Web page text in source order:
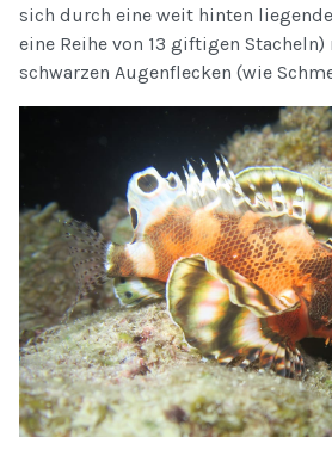
sich durch eine weit hinten
eine Reihe von 13 giftigen
schwarzen Augenflecken (wie